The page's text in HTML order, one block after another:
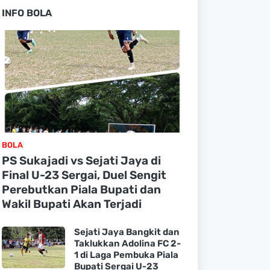
INFO BOLA
BOLA
PS Sukajadi vs Sejati Jaya di
Final U-23 Sergai, Duel Sengit
Perebutkan Piala Bupati dan
Wakil Bupati Akan Terjadi
Sejati Jaya Bangkit dan
Taklukkan Adolina FC 2-
1 di Laga Pembuka Piala
Bupati Sergai U-23